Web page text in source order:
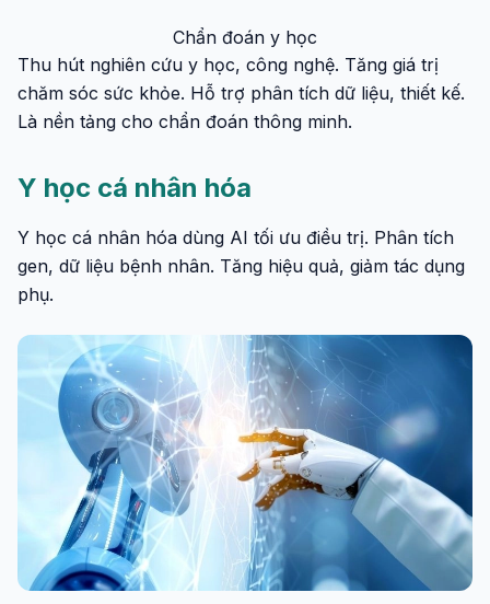
Chẩn đoán y học
Thu hút nghiên cứu y học, công nghệ. Tăng giá trị
chăm sóc sức khỏe. Hỗ trợ phân tích dữ liệu, thiết kế.
Là nền tảng cho chẩn đoán thông minh.
Y học cá nhân hóa
Y học cá nhân hóa dùng AI tối ưu điều trị. Phân tích
gen, dữ liệu bệnh nhân. Tăng hiệu quả, giảm tác dụng
phụ.